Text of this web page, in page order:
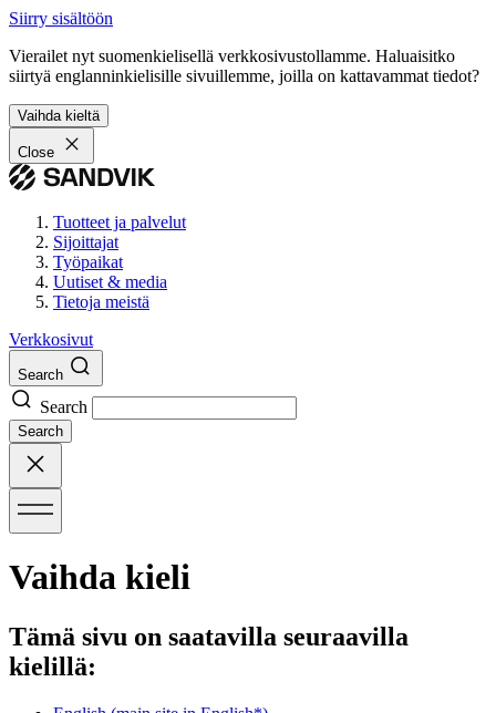
Siirry sisältöön
Vierailet nyt suomenkielisellä verkkosivustollamme. Haluaisitko
siirtyä englanninkielisille sivuillemme, joilla on kattavammat tiedot?
Vaihda kieltä
Close
Tuotteet ja palvelut
Sijoittajat
Työpaikat
Uutiset & media
Tietoja meistä
Verkkosivut
Search
Search
Search
Vaihda kieli
Tämä sivu on saatavilla seuraavilla
kielillä: